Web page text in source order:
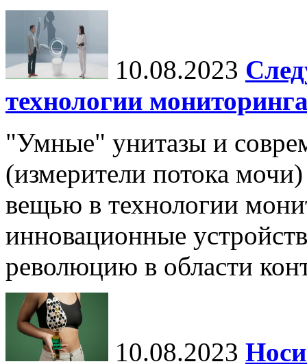
10.08.2023
технологии
"Умные" унитазы и
(измерители потока
вещью в технологии
инновационные
революцию в области
10.08.2023